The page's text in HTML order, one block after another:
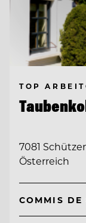
TOP
7081
Österreich
COMMIS DE